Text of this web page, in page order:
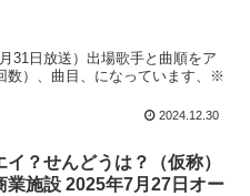
31日放送）出場歌手と曲順をア
数）、曲目、になっています、※
2024.12.30
イ？せんどうは？（仮称）
業施設 2025年7月27日オー